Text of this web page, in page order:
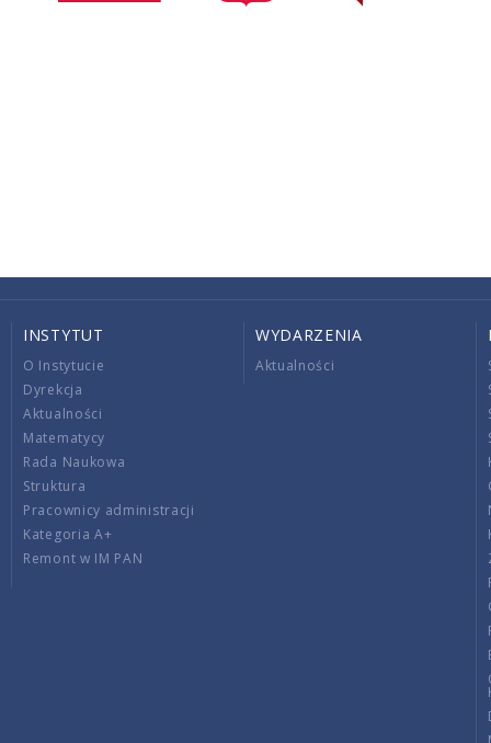
INSTYTUT
O Instytucie
Dyrekcja
Aktualności
Matematycy
Rada Naukowa
Struktura
Pracownicy administracji
Kategoria A+
Remont w IM PAN
WYDARZENIA
Aktualności